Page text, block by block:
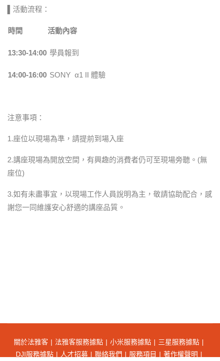
▌活動流程：
時間 活動內容
13:30-14:00 學員報到
14:00-16:00 SONY α1 II 體驗
注意事項：​
1.座位以現場為準，請提前到場入座​
2.講座現場為開放空間，有興趣的消費者仍可至現場旁聽。(無
座位)​
3.如有未盡事宜，以現場工作人員說明為主，敬請協助配合，感
謝您一同維護安心舒適的講座品質。
關於法雅客 法雅客服務據點 小米服務據點
三星服務據點
DJI服務據點
人才招募 聯絡我們 服務項目 著作權聲明